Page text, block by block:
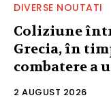
DIVERSE NOUTATI
Coliziune
Grecia, în
combatere a
2 AUGUST 2026